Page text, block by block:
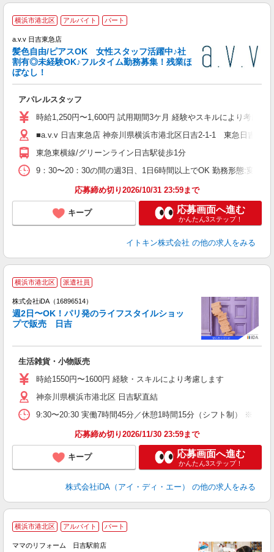
横浜市港北区 アルバイト パート
a.v.v 日吉東急店
髪色自由/ピアスOK 女性スタッフ活躍中♪社
割有◎未経験OK♪フルタイム勤務募集！残業ほ
ぼなし！
アパレルスタッフ
時給1,250円〜1,600円 試用期間3ケ月 経験やスキルにより考慮
■a.v.v 日吉東急店 神奈川県横浜市港北区日吉2-1-1 東急日吉2F
東急東横線/グリーンライン日吉駅徒歩1分
9：30〜20：30の間の週3日、1日6時間以上でOK 勤務形態:変形労
応募締め切り2026/10/31 23:59まで
キープ 応募画面へ進む
かんたん3ステップ！
イトキン株式会社 の他の求人をみる
横浜市港北区 派遣社員
株式会社iDA（16896514）
週2日〜OK！パリ発のライフスタイルショッ
プで販売 日吉
生活雑貨・小物販売
時給1550円〜1600円 経験・スキルにより考慮します
神奈川県横浜市港北区 日吉駅直結
9:30〜20:30 実働7時間45分／休憩1時間15分（シフト制） ※3
応募締め切り2026/11/30 23:59まで
キープ 応募画面へ進む
かんたん3ステップ！
株式会社iDA（アイ・ディ・エー） の他の求人をみる
横浜市港北区 アルバイト パート
ママのリフォーム 日吉駅前店